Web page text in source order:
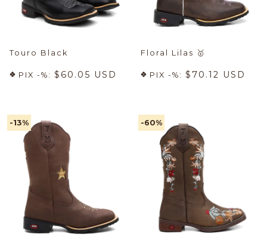
Touro Black
PIX -%: $60.05 USD
Floral Lilas 🥇
PIX -%: $70.12 USD
-13% -60%